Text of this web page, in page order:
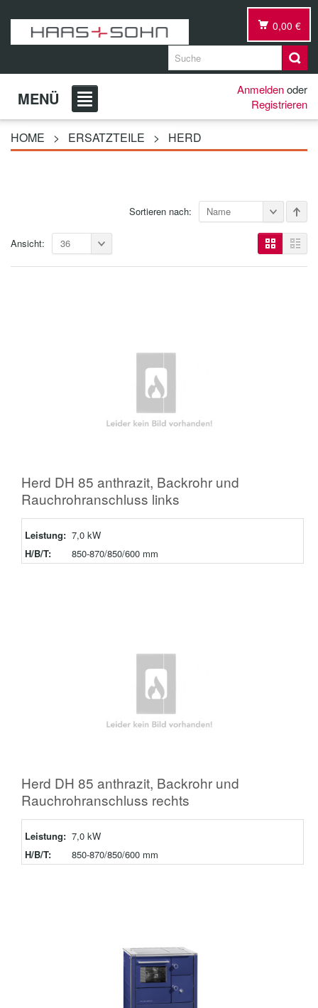
0,00 €
MENÜ Anmeldenoder
Registrieren
HOME > ERSATZTEILE > HERD
Sortieren nach: Name
Ansicht: 36
Herd DH 85 anthrazit, Backrohr und
Rauchrohranschluss links
Leistung: 7,0 kW
H/B/T:
850-870/850/600 mm
Herd DH 85 anthrazit, Backrohr und
Rauchrohranschluss rechts
Leistung: 7,0 kW
H/B/T:
850-870/850/600 mm